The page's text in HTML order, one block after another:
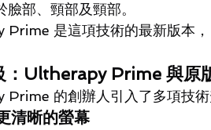
臉部、頸部及頸部。
是這項技術的最新版本
：Ultherapy Prime 與原
的創辦人引入了多項技
清晰的螢幕